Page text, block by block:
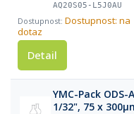
AQ20S05-L5J0AU
Dostupnost: na
dotaz
Detail
YMC-Pack
1/32", 75 x